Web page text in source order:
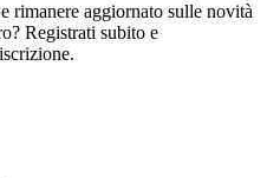
rimanere aggiornato sulle novità
Registrati subito e